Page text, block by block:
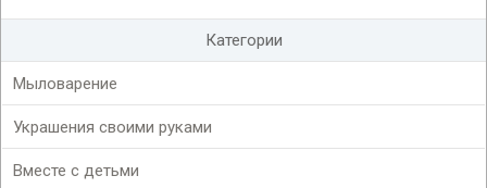
Категории
Мыловарение
Украшения своими руками
Вместе с детьми